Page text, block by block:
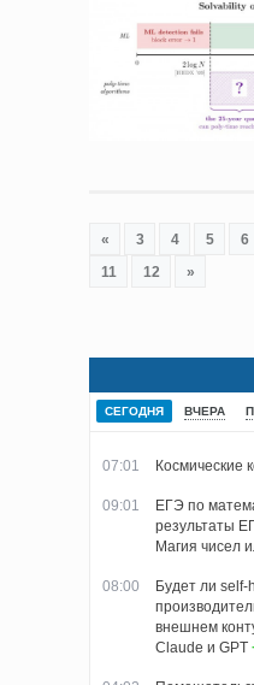
« 3 4 5 6
11
12 »
СЕГОДНЯ ВЧЕРА
07:01 Космические
09:01
ЕГЭ по
результаты
Магия чисел
08:00
Будет ли self-
внешнем
Claude и GPT